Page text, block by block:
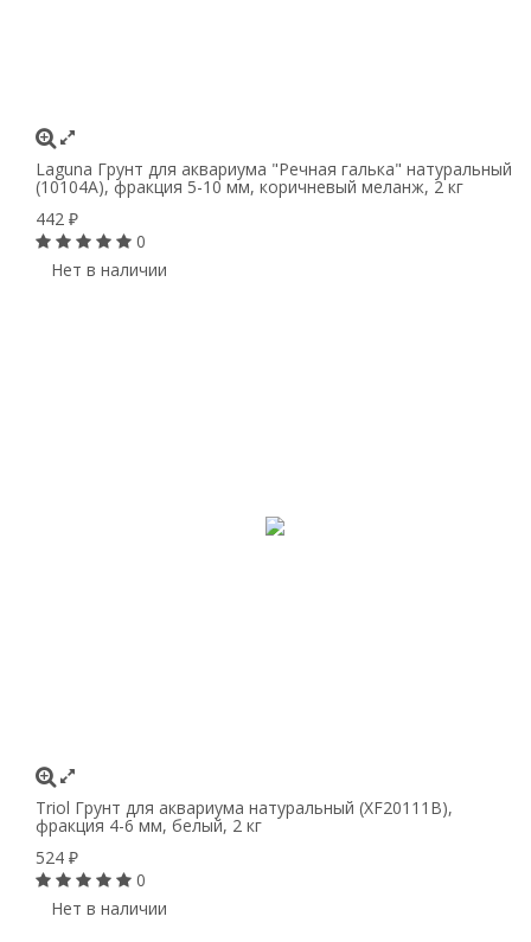
Laguna Грунт для аквариума "Речная галька" натуральный
(10104А), фракция 5-10 мм, коричневый меланж, 2 кг
442 ₽
0
Нет в наличии
Triol Грунт для аквариума натуральный (XF20111B),
фракция 4-6 мм, белый, 2 кг
524 ₽
0
Нет в наличии